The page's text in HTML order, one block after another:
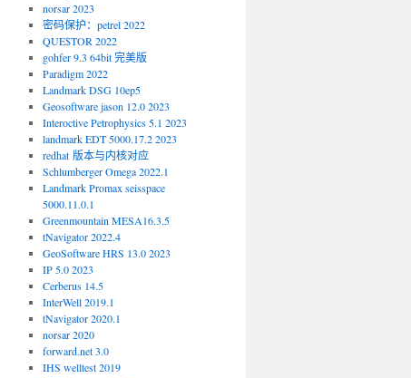
norsar 2023
密码保护：petrel 2022
QUE$TOR 2022
gohfer 9.3 64bit 完美版
Paradigm 2022
Landmark DSG 10ep5
Geosoftware jason 12.0 2023
Interoctive Petrophysics 5.1 2023
landmark EDT 5000.17.2 2023
redhat 版本与内核对应
Schlumberger Omega 2022.1
Landmark Promax seisspace
5000.11.0.1
Greenmountain MESA16.3.5
tNavigator 2022.4
GeoSoftware HRS 13.0 2023
IP 5.0 2023
Cerberus 14.5
InterWell 2019.1
tNavigator 2020.1
norsar 2020
forward.net 3.0
IHS welltest 2019